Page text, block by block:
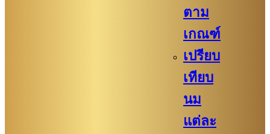
ตาม
เกณฑ์
เปรียบ
เทียบ
นม
แต่ละ